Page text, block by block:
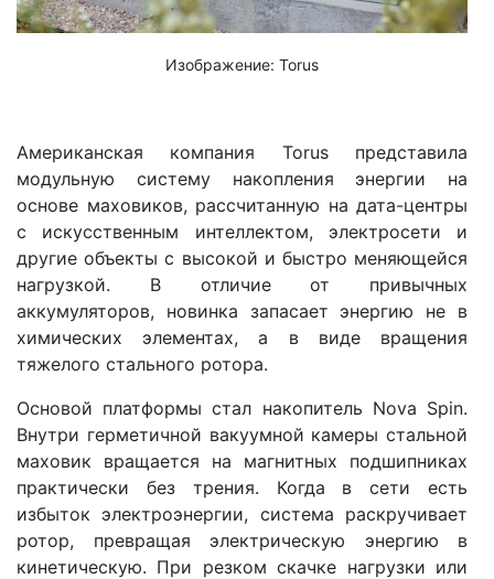
Изображение: Torus
Американская компания Torus представила
модульную систему накопления энергии на
основе маховиков, рассчитанную на дата-центры
с искусственным интеллектом, электросети и
другие объекты с высокой и быстро меняющейся
нагрузкой. В отличие от привычных
аккумуляторов, новинка запасает энергию не в
химических элементах, а в виде вращения
тяжелого стального ротора.
Основой платформы стал накопитель Nova Spin.
Внутри герметичной вакуумной камеры стальной
маховик вращается на магнитных подшипниках
практически без трения. Когда в сети есть
избыток электроэнергии, система раскручивает
ротор, превращая электрическую энергию в
кинетическую. При резком скачке нагрузки или